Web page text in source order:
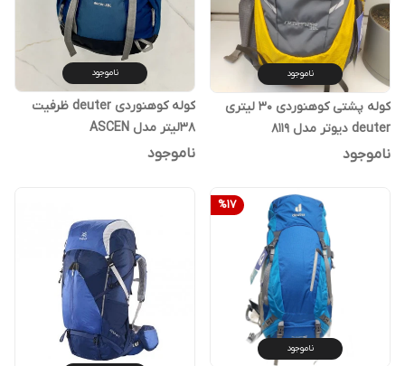
ناموجود
کوله پشتی کوهنوردی 30 لیتری
deuter دیوتر مدل 8119
ناموجود
ناموجود
کوله کوهنوردی deuter ظرفیت
38لیتر مدل ASCEN
ناموجود
%17
ناموجود